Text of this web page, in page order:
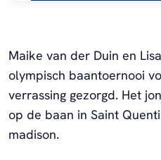
Maike van der Duin en
olympisch baantoernooi
verrassing gezorgd. Het
op de baan in Saint
madison.